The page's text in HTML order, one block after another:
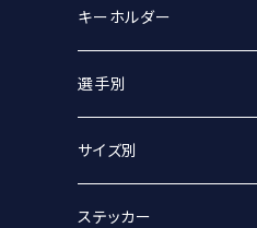
マフラータオル
Tシャツ
Tシャツ（オーバーサイズ）
ベースボールシャツ
選手別
キーホルダー
丸アクキー
ユニフォームアクキー
選手別
#2 宮坂侑選手
#9 ジグマルス・ライモ選手
サイズ別
Sサイズ
ステッカー